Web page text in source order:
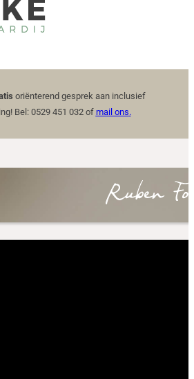
oriënterend gesprek aan inclusief
Bel: 0529 451 032 of mail ons.